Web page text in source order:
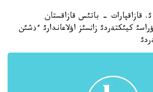
استانا. اقپاننئث 11 ئ. قازاقپارات - باتئس قازاقستان
كيئكتةردئ زاثسئز اؤلاعاندارئ ءذشئن